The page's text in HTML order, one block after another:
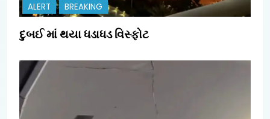
ALERT BREAKING
દુબઈ માં થયા ધડાધડ વિસ્ફોટ